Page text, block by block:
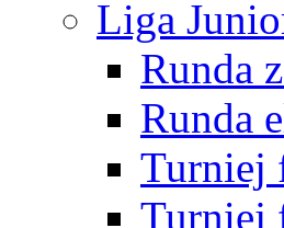
Liga
Runda
Runda
Turniej
Turniej